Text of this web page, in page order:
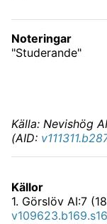
Noteringar
"Studerande"
Källa: Nevishög
(AID:
Källor
1. Görslöv AI:7